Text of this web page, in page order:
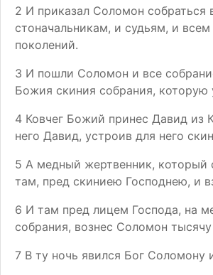
2 И приказал Соломон
стоначальникам, и судьям, и
поколений.
3 И пошли Соломон и все
Божия скиния собрания, которую
4 Ковчег Божий принес Давид из
него Давид, устроив для него
5 А медный жертвенник, который
там, пред скиниею Господнею, и
6 И там пред лицем Господа, на
собрания, вознес Соломон
7 В ту ночь явился Бог Соломону